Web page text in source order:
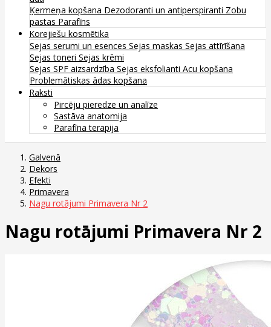
Ķermeņa kopšana Dezodoranti un antiperspiranti Zobu
pastas Parafīns
Korejiešu kosmētika
Sejas serumi un esences Sejas maskas Sejas attīrīšana
Sejas toneri Sejas krēmi
Sejas SPF aizsardzība Sejas eksfolianti Acu kopšana
Problemātiskas ādas kopšana
Raksti
Pircēju pieredze un analīze
Sastāva anatomija
Parafīna terapija
Galvenā
Dekors
Efekti
Primavera
Nagu rotājumi Primavera Nr 2
Nagu rotājumi Primavera Nr 2